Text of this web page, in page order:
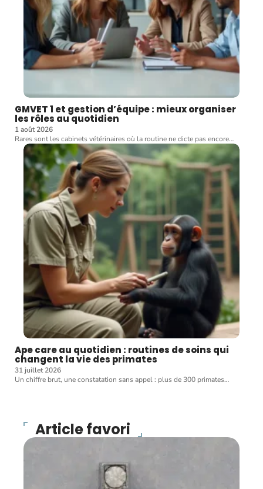
GMVET 1 et gestion d’équipe : mieux organiser
les rôles au quotidien
1 août 2026
Rares sont les cabinets vétérinaires où la routine ne dicte pas encore…
Ape care au quotidien : routines de soins qui
changent la vie des primates
31 juillet 2026
Un chiffre brut, une constatation sans appel : plus de 300 primates…
Article favori